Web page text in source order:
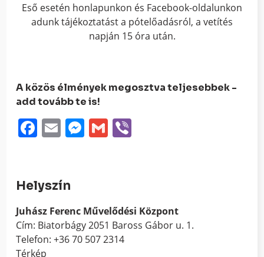
Eső esetén honlapunkon és Facebook-oldalunkon
adunk tájékoztatást a pótelőadásról, a vetítés
napján 15 óra után.
A közös élmények megosztva teljesebbek -
add tovább te is!
Facebook
EmailMessenger
Gmail
Helyszín
Juhász Ferenc Művelődési Központ
Cím: Biatorbágy 2051 Baross Gábor u. 1.
Telefon: +36 70 507 2314
Térkép